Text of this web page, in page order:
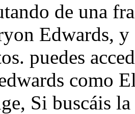
de una
Edwards,
puedes
como
Si buscáis